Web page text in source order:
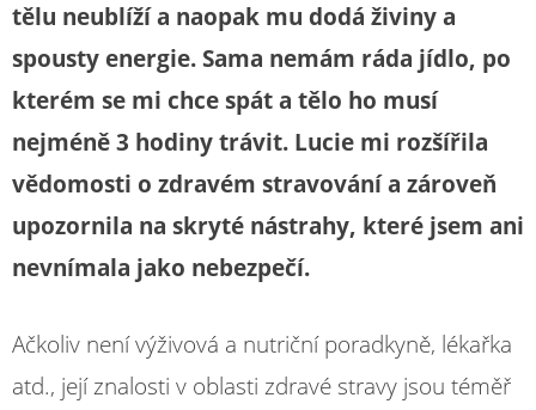
tělu neublíží a naopak mu dodá živiny a
spousty energie. Sama nemám ráda jídlo, po
kterém se mi chce spát a tělo ho musí
nejméně 3 hodiny trávit. Lucie mi rozšířila
vědomosti o zdravém stravování a zároveň
upozornila na skryté nástrahy, které jsem ani
nevnímala jako nebezpečí.
Ačkoliv není výživová a nutriční poradkyně, lékařka
atd., její znalosti v oblasti zdravé stravy jsou téměř